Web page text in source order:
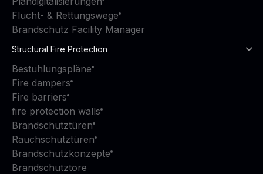
Flucht- & Rettungswege
Brandschutz Facility Manager
Structural Fire Protection
Bestuhlungspläne
Fire dampers
Fire barriers
fire protection walls
Brandschutztüren
Rauchschutztüren
Brandschutzkonzepte
Brandschutztore